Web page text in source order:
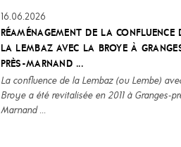
16.06.2026
RÉAMÉNAGEMENT DE LA CONFLUENCE
LA LEMBAZ AVEC LA BROYE À
PRÈS-MARNAND ...
La confluence de la Lembaz (ou Lembe)
Broye a été revitalisée en 2011 à Granges-
Marnand ...